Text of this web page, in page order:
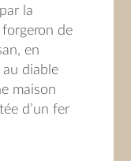
la
de
en
diable
maison
d’un fer